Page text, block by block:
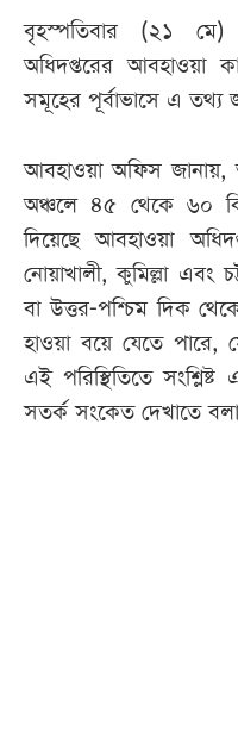
পেপার
বৃহস্পতিবার (২১ মে)
অধিদপ্তরের আবহাওয়া
সমূহের পূর্বাভাসে এ তথ্য
আবহাওয়া অফিস
অঞ্চলে ৪৫ থেকে ৬০
দিয়েছে আবহাওয়া
নোয়াখালী, কুমিল্লা এবং
বা উত্তর-পশ্চিম দিক
হাওয়া বয়ে যেতে পারে,
এই পরিস্থিতিতে
সতর্ক সংকেত দেখাতে